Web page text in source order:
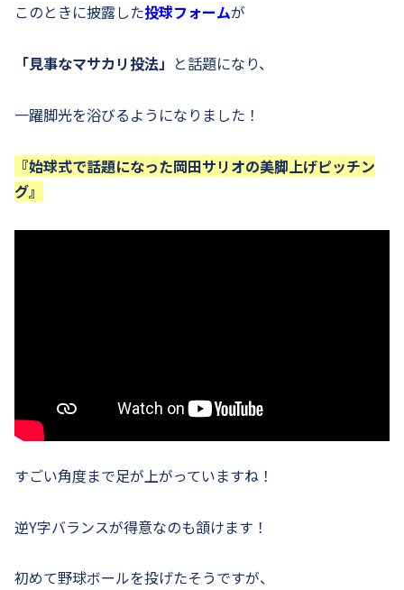
このときに披露した投球フォームが
「見事なマサカリ投法」 と話題になり、
一躍脚光を浴びるようになりました！
『始球式で話題になった岡田サリオの美脚上げピッチン
グ』
すごい角度まで足が上がっていますね！
逆Y字バランスが得意なのも頷けます！
初めて野球ボールを投げたそうですが、